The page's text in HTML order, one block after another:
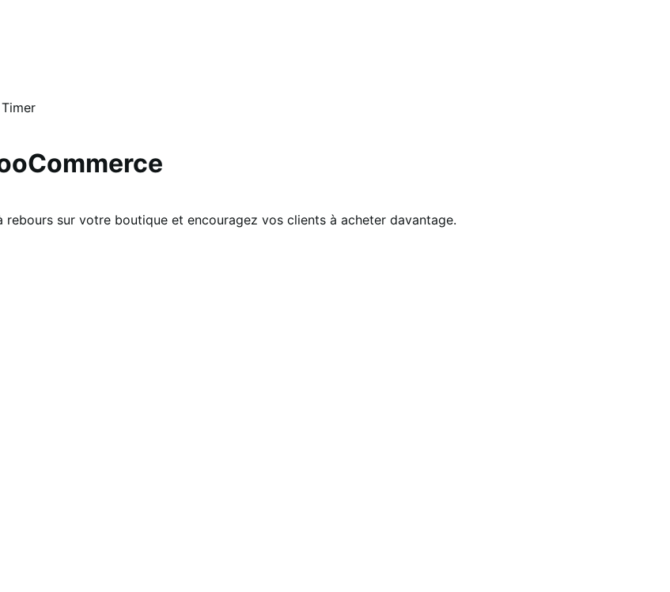
sur votre boutique et encouragez vos clients à acheter davantage.